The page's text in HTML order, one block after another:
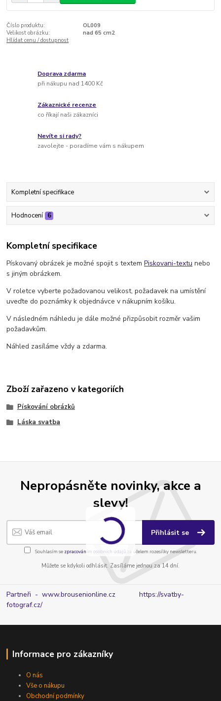
Číslo produktu:
OL009
Velikost obrázku:
nad 65 cm2
Hlídat cenu / dostupnost
Doprava zdarma
při nákupu nad 1400 Kč
Zákaznické recenze
co říkají naši zákazníci
Nevíte si rady?
zavolejte - poradíme vám s nákupem
Kompletní specifikace
Hodnocení 6
Kompletní specifikace
Pískovaný obrázek je možné spojit s textemPiskovani-textu nebo
s jiným obrázkem.
V roletce vyberte požadovanou velikost, požadavek na umístění
uveďte do poznámky k objednávce v nákupním košíku.
V následném náhledu je dále možné přizpůsobit rozměr vašim
požadavkům.
Náhled zasíláme vždy a zdarma.
Zboží zařazeno v kategoriích
Pískování obrázků
Láska svatba
Nepropásněte novinky, akce a
slevy!
Přihlásit se
Souhlasím se zpracováním osobních údajůza účelem rozesílky newsletteru.
Můžete se kdykoli odhlásit. Zasíláme jednou za 14 dní.
Partneři - www.brousenionline.czhttps://svatby-
fotograf.cz/
Informace pro zákazníky
O nás
Vše o nákupu
Obchodní podmínky